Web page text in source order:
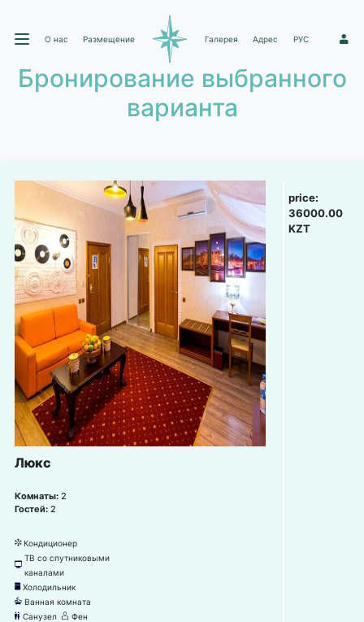
О нас Размещение Галерея Адрес РУС 1
Бронирование выбранного
варианта
Люкс
Комнаты: 2
Гостей: 2
뀸 Кондиционер
넎
ТВ со спутниковыми
каналами
녒 Холодильник
넸 Ванная комната
댃 Санузел 덶 Фен
price:
36000.00
KZT